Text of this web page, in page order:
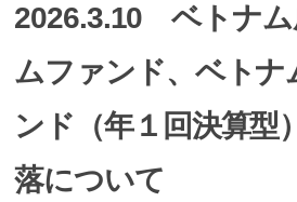
2026.3.10 ベトナム
ムファンド、ベトナ
ンド（年１回決算型
落について